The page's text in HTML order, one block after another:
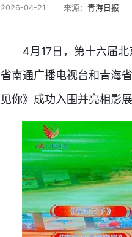
2026-04-21 来源： 青海日报
4月17日，第十六届北
省南通广播电视台和青海
见你》成功入围并亮相影展